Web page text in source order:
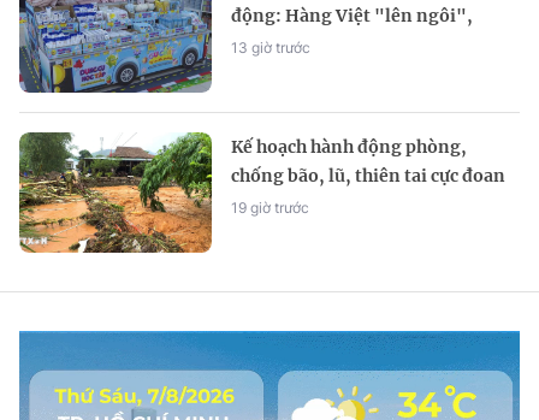
động: Hàng Việt "lên ngôi",
chiếm hơn 80% thị phần
13 giờ trước
Kế hoạch hành động phòng,
chống bão, lũ, thiên tai cực đoan
và biến đổi khí hậu
19 giờ trước